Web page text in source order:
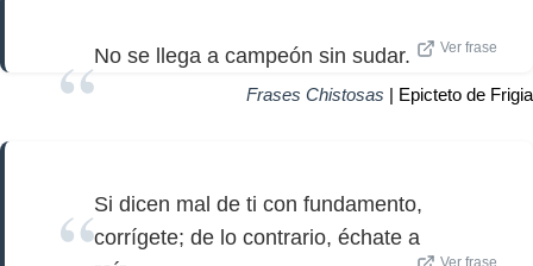
No se llega a campeón sin sudar. Ver frase
Frases Chistosas | Epicteto de Frigia
Si dicen mal de ti con fundamento,
corrígete; de lo contrario, échate a
Ver frase